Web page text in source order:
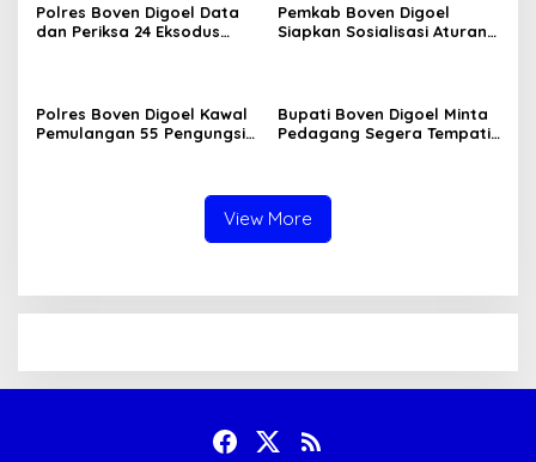
Polres Boven Digoel Data
dan Periksa 24 Eksodus
Pemkab Boven Digoel
Siapkan Sosialisasi Aturan
Polres Boven Digoel Kawal
Pemulangan 55 Pengungsi
Bupati Boven Digoel Minta
Pedagang Segera Tempati
View More